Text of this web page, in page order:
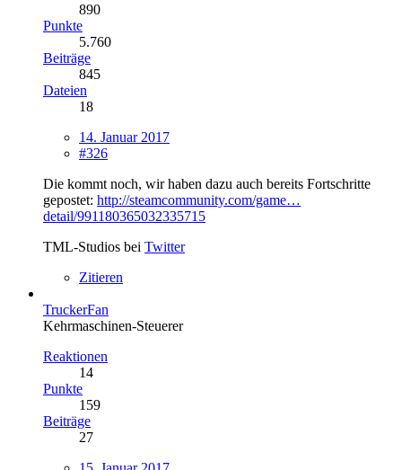
890
Punkte
5.760
Beiträge
845
Dateien
18
14. Januar 2017
#326
Die kommt noch, wir haben dazu auch bereits Fortschritte
gepostet: http://steamcommunity.com/game…
detail/991180365032335715
TML-Studios bei Twitter
Zitieren
TruckerFan
Kehrmaschinen-Steuerer
Reaktionen
14
Punkte
159
Beiträge
27